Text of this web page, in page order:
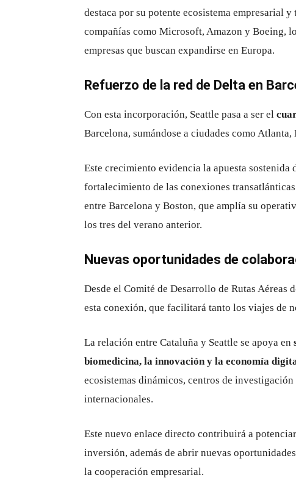
destaca por su potente ecosistema empresarial
compañías como Microsoft,Amazon y Boeing,
empresas que buscan expandirse en Europa.
Refuerzo de la red de Delta en
Con esta incorporación, Seattle pasa a ser el
Barcelona, sumándose a ciudades como Atlanta,
Este crecimiento evidencia la apuesta
fortalecimiento de las conexiones
entre Barcelona y Boston, que amplía su
los tres del verano anterior.
Nuevas oportunidades de
Desde el Comité de Desarrollo de Rutas Aéreas
esta conexión, que facilitará tanto los viajes de
La relación entre Cataluña y Seattle se apoya en
biomedicina, la innovación y la economía
ecosistemas dinámicos, centros de
internacionales.
Este nuevo enlace directo contribuirá a
inversión, además de abrir nuevas
la cooperación empresarial.